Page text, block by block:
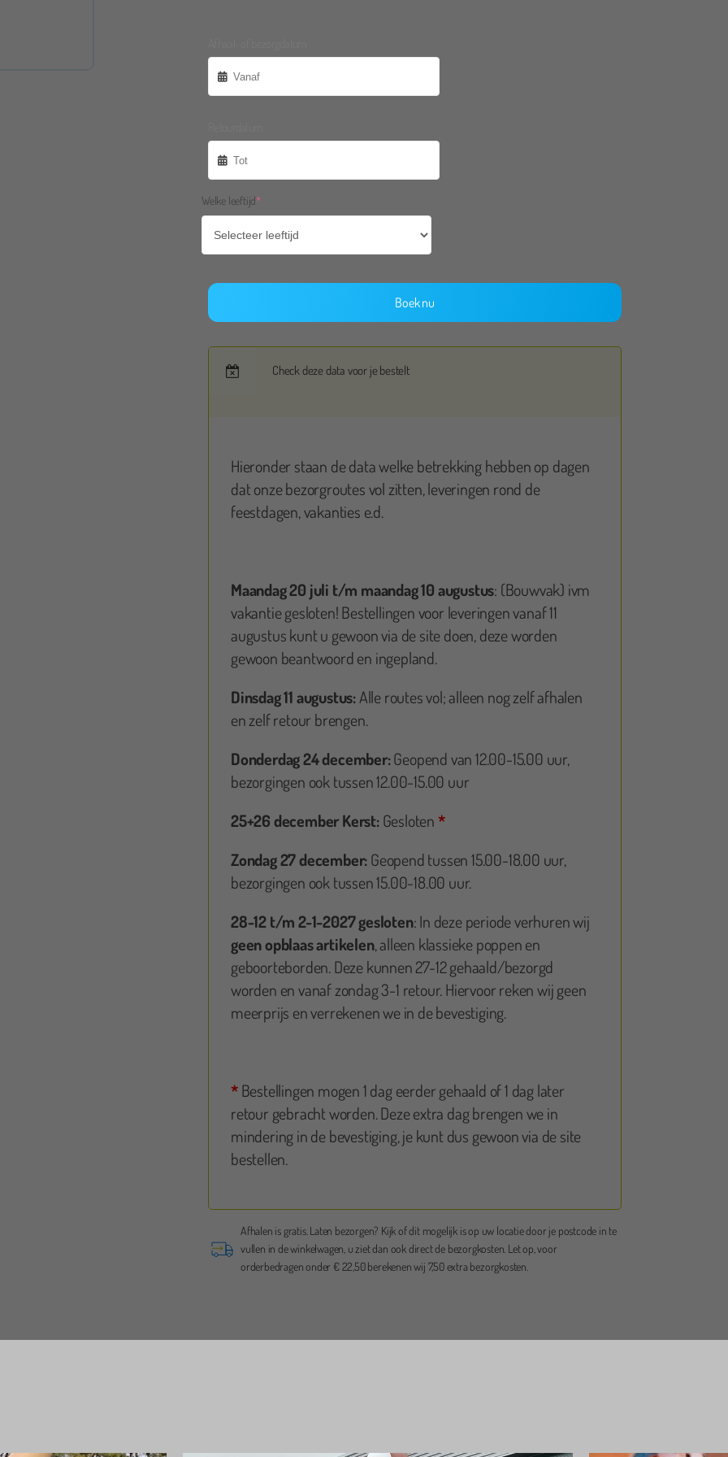
Welke leeftijd*(required)
Boek nu
Check deze data voor je bestelt
Hieronder staan de data welke betrekking hebben op dagen
dat onze bezorgroutes vol zitten, leveringen rond de
feestdagen, vakanties e.d.
Maandag 20 juli t/m maandag 10 augustus: (Bouwvak) ivm
vakantie gesloten! Bestellingen voor leveringen vanaf 11
augustus kunt u gewoon via de site doen, deze worden
gewoon beantwoord en ingepland.
Dinsdag 11 augustus:Alle routes vol; alleen nog zelf afhalen
en zelf retour brengen.
Donderdag 24 december:Geopend van 12.00-15.00 uur,
bezorgingen ook tussen 12.00-15.00 uur
25+26 december Kerst:Gesloten *
Zondag 27 december: Geopend tussen 15.00-18.00 uur,
bezorgingen ook tussen 15.00-18.00 uur.
28-12 t/m 2-1-2027 gesloten: In deze periode verhuren wij
geen opblaas artikelen, alleen klassieke poppen en
geboorteborden. Deze kunnen 27-12 gehaald/bezorgd
worden en vanaf zondag 3-1 retour. Hiervoor reken wij geen
meerprijs en verrekenen we in de bevestiging.
*Bestellingen mogen 1 dag eerder gehaald of 1 dag later
retour gebracht worden. Deze extra dag brengen we in
mindering in de bevestiging, je kunt dus gewoon via de site
bestellen.
Afhalen is gratis. Laten bezorgen? Kijk of dit mogelijk is op uw locatie door je postcode in te
vullen in de winkelwagen, u ziet dan ook direct de bezorgkosten. Let op, voor
orderbedragen onder € 22,50 berekenen wij 7,50 extra bezorgkosten.
Pop heeft bij ons 3 dagen gestaan en hebben geen
van het geluid wat de pomp maakt! Handig dat er
bij zat met alle instructies. Echt een aanrader!
netjes optijd gebracht, vriendelijke meneer,
de pop al opzetten. De meneer gaf nog wat tips.
geregeld! Elke dag op te halen of terug te
op tijd brengen en ook op tijd weer ophalen
Fijn bedrijf de pop werd netjes op tijd bezorgd en neergezet. En
Super goede service! En een ruime keuze aan gekke poppen.
Echt een aanrader!
Kim
Al meermaals oplaaspoppen bij gekkepoppen besteld. En nu
voor het eerst een geboortebord! Altijd goede service! 👌🏻
Maartje Bruinsma
deze opgezet op de gewenste plek en weer opgeruimd. Zelf
schoon uit. De medewerker is vriendelijk, goed bereikbaar en
flexibel. Wij konden last minute de pop nog naar een andere
datum verplaatsen ivm het slechte weer.